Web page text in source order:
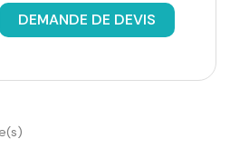
DEMANDE DE DEVIS